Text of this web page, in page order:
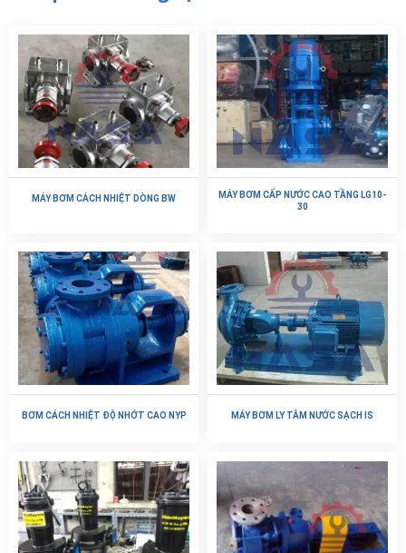
MÁY BƠM CÁCH NHIỆT DÒNG BW
MÁY BƠM CẤP NƯỚC CAO TẦNG LG10-
30
BƠM CÁCH NHIỆT ĐỘ NHỚT CAO NYP MÁY BƠM LY TÂM NƯỚC SẠCH IS